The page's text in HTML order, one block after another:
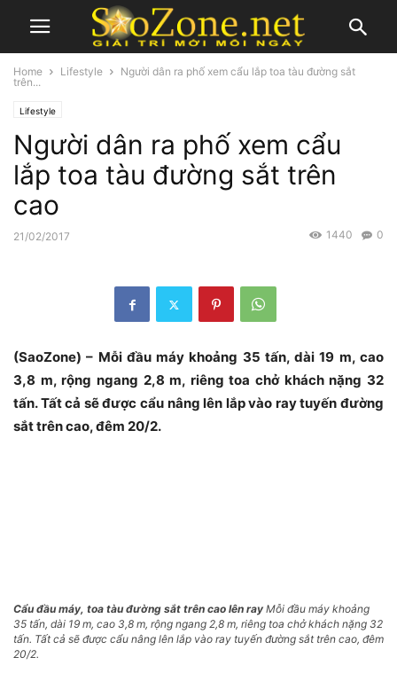
Home Lifestyle
Người dân ra phố xem cẩu lắp toa tàu đường sắt
trên...
Lifestyle
Người dân ra phố xem cẩu
lắp toa tàu đường sắt trên
cao
21/02/2017 0
1440
(SaoZone) – Mỗi đầu máy khoảng 35 tấn, dài 19 m, cao
3,8 m, rộng ngang 2,8 m, riêng toa chở khách nặng 32
tấn. Tất cả sẽ được cẩu nâng lên lắp vào ray tuyến đường
sắt trên cao, đêm 20/2.
Cẩu đầu máy, toa tàu đường sắt trên cao lên ray Mỗi đầu máy khoảng
35 tấn, dài 19 m, cao 3,8 m, rộng ngang 2,8 m, riêng toa chở khách nặng 32
tấn. Tất cả sẽ được cẩu nâng lên lắp vào ray tuyến đường sắt trên cao, đêm
20/2.